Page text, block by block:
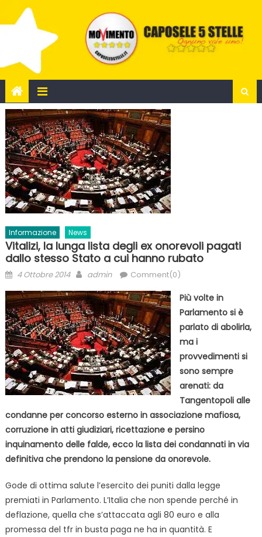
to
Informazione News
Vitalizi, la lunga lista degli ex onorevoli pagati
dallo stesso Stato a cui hanno rubato
Posted
4 Ottobre 2014 Author
admin Comment(0)
Più volte in
Parlamento si è
parlato di abolirla,
ma i
provvedimenti si
sono sempre
arenati: da
Tangentopoli alle
condanne per concorso esterno in associazione mafiosa,
corruzione in atti giudiziari, ricettazione e persino
inquinamento delle falde, ecco la lista dei condannati in via
definitiva che prendono la pensione da onorevole.
Gode di ottima salute l’esercito dei puniti dalla legge
premiati in Parlamento. L’Italia che non spende perché in
deflazione, quella che s’attaccata agli 80 euro e alla
promessa del tfr in busta paga ne ha in quantità. E